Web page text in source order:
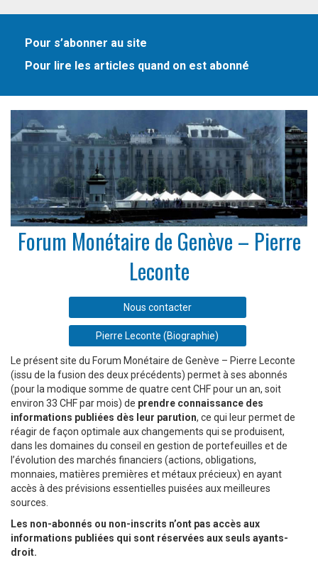
Pour s’abonner au site
Pour lire les articles quand on est abonné
Forum Monétaire de Genève – Pierre
Leconte
Nous contacter
Pierre Leconte (Biographie)
Le présent site du Forum Monétaire de Genève – Pierre Leconte
(issu de la fusion des deux précédents) permet à ses abonnés
(pour la modique somme de quatre cent CHF pour un an, soit
environ 33 CHF par mois) de prendre connaissance des
informations publiées dès leur parution, ce qui leur permet de
réagir de façon optimale aux changements qui se produisent,
dans les domaines du conseil en gestion de portefeuilles et de
l’évolution des marchés financiers (actions, obligations,
monnaies, matières premières et métaux précieux) en ayant
accès à des prévisions essentielles puisées aux meilleures
sources.
Les non-abonnés ou non-inscrits n’ont pas accès aux
informations publiées qui sont réservées aux seuls ayants-
droit.